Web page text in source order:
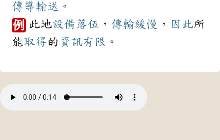
傳導輸送 。
例 此地設備 落伍 ， 傳輸緩慢 ， 因此所
能取得的 資訊有限 。